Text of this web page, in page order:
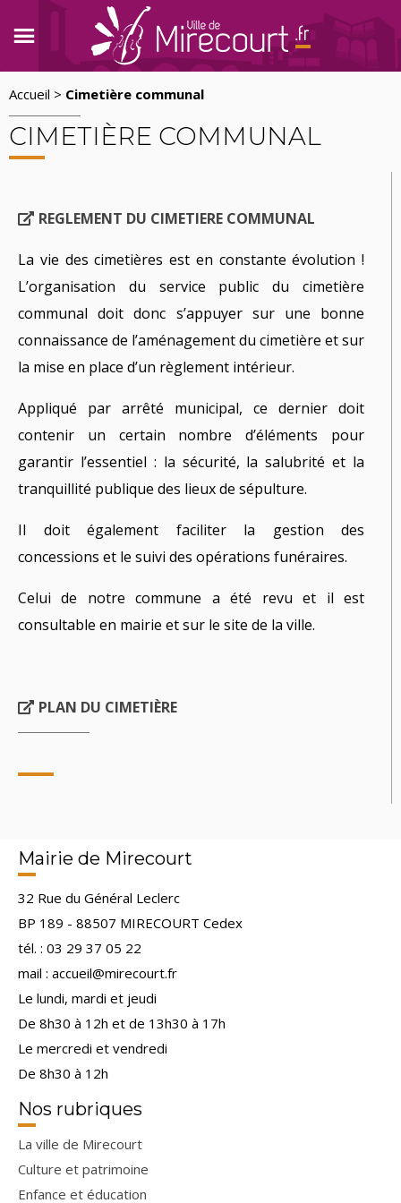
Accueil > Cimetière communal
CIMETIÈRE COMMUNAL
REGLEMENT DU CIMETIERE COMMUNAL
La vie des cimetières est en constante évolution !
L’organisation du service public du cimetière
communal doit donc s’appuyer sur une bonne
connaissance de l’aménagement du cimetière et sur
la mise en place d’un règlement intérieur.
Appliqué par arrêté municipal, ce dernier doit
contenir un certain nombre d’éléments pour
garantir l’essentiel : la sécurité, la salubrité et la
tranquillité publique des lieux de sépulture.
Il doit également faciliter la gestion des
concessions et le suivi des opérations funéraires.
Celui de notre commune a été revu et il est
consultable en mairie et sur le site de la ville.
PLAN DU CIMETIÈRE
Mairie de Mirecourt
32 Rue du Général Leclerc
BP 189 - 88507 MIRECOURT Cedex
tél. : 03 29 37 05 22
mail : accueil@mirecourt.fr
Le lundi, mardi et jeudi
De 8h30 à 12h et de 13h30 à 17h
Le mercredi et vendredi
De 8h30 à 12h
Nos rubriques
La ville de Mirecourt
Culture et patrimoine
Enfance et éducation